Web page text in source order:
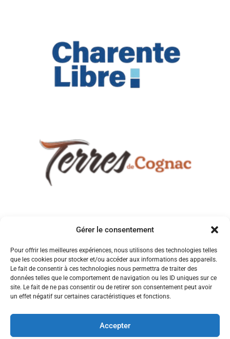
Gérer le consentement
Pour offrir les meilleures expériences, nous utilisons des technologies telles
que les cookies pour stocker et/ou accéder aux informations des appareils.
Le fait de consentir à ces technologies nous permettra de traiter des
données telles que le comportement de navigation ou les ID uniques sur ce
site. Le fait de ne pas consentir ou de retirer son consentement peut avoir
un effet négatif sur certaines caractéristiques et fonctions.
Accepter